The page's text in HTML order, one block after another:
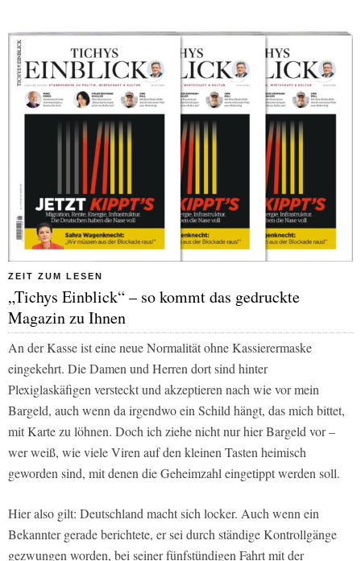
ZEIT ZUM LESEN
„Tichys Einblick“ – so kommt das gedruckte
Magazin zu Ihnen
An der Kasse ist eine neue Normalität ohne Kassierermaske
eingekehrt. Die Damen und Herren dort sind hinter
Plexiglaskäfigen versteckt und akzeptieren nach wie vor mein
Bargeld, auch wenn da irgendwo ein Schild hängt, das mich bittet,
mit Karte zu löhnen. Doch ich ziehe nicht nur hier Bargeld vor –
wer weiß, wie viele Viren auf den kleinen Tasten heimisch
geworden sind, mit denen die Geheimzahl eingetippt werden soll.
Hier also gilt: Deutschland macht sich locker. Auch wenn ein
Bekannter gerade berichtete, er sei durch ständige Kontrollgänge
gezwungen worden, bei seiner fünfstündigen Fahrt mit der